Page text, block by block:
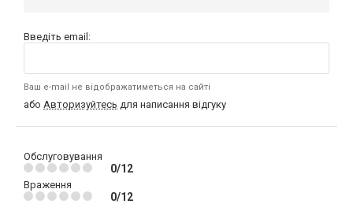
Введіть email:
Ваш e-mail не відображатиметься на сайті
або Авторизуйтесь для написання відгуку
Обслуговування
0/12
Враження
0/12